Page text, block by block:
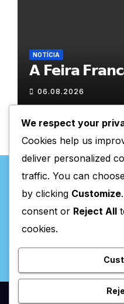
NOTÍCIA
𝗔 𝗙𝗲𝗶𝗿𝗮
06.08.2026
We respect your
Cookies help us
deliver personalized
traffic. You can
by clicking Customize
consent or Reject All
cookies.